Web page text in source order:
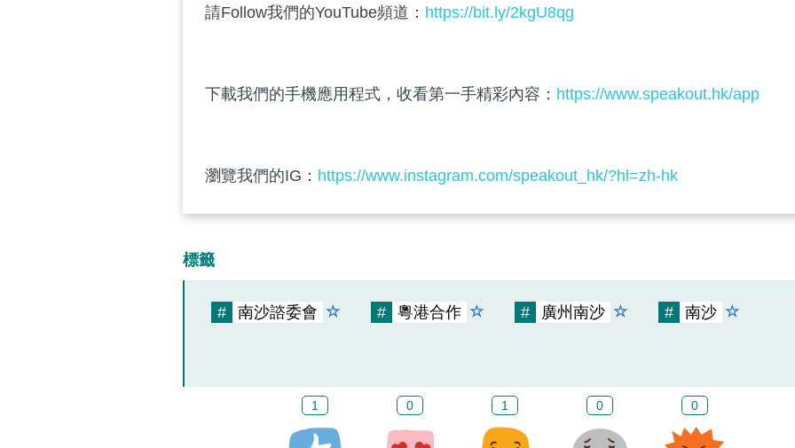
請Follow我們的YouTube頻道： https://bit.ly/2kgU8qg
下載我們的手機應用程式，收看第一手精彩內容： https://www.speakout.hk/app
瀏覽我們的IG： https://www.instagram.com/speakout_hk/?hl=zh-hk
標籤
# 南沙諮委會 # 粵港合作 # 廣州南沙 # 南沙
1 0 1 0 0